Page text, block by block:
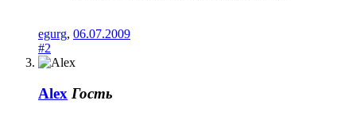
egurg, 06.07.2009
#2
Alex Гость